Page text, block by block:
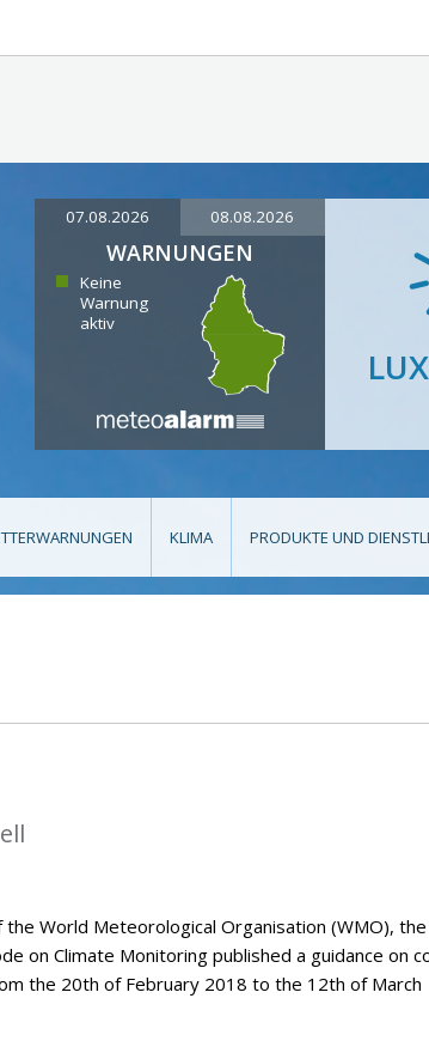
07.08.2026 08.08.2026
WARNUNGEN
Keine
Warnung
aktiv
KLIMA PRODUKTE UND
World Meteorological Organisation (WMO), the
on Climate Monitoring published a guidance on
the 20th of February 2018 to the 12th of March